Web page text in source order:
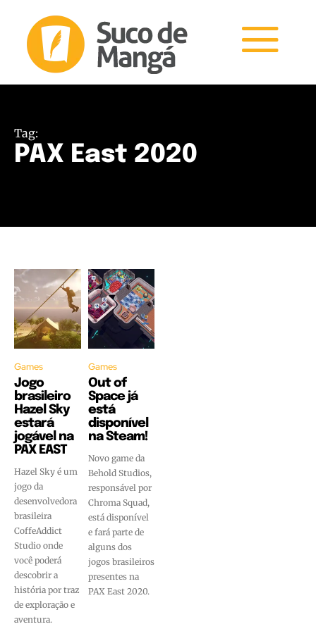
Tag:
PAX East 2020
Games
Jogo
brasileiro
Hazel Sky
estará
jogável na
PAX EAST
Hazel Sky é um
jogo da
desenvolvedora
brasileira
CoffeAddict
Studio onde
você poderá
descobrir a
história por traz
de exploração e
aventura.
Games
Out of
Space já
está
disponível
na Steam!
Novo game da
Behold Studios,
responsável por
Chroma Squad,
está disponível
e fará parte de
alguns dos
jogos brasileiros
presentes na
PAX East 2020.